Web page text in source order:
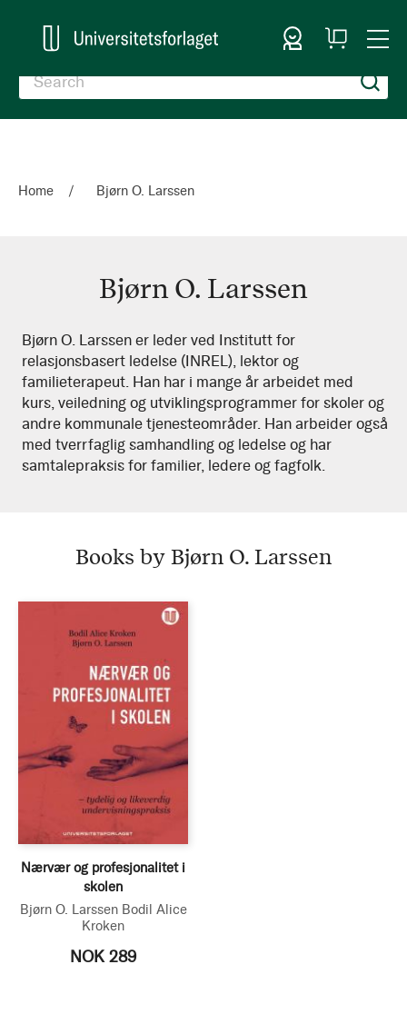
Sign In
My
Cart
Home Bjørn O. Larssen
Bjørn O. Larssen
Bjørn
O.
Larssen
Bjørn O. Larssen er leder ved Institutt for
relasjonsbasert ledelse (INREL), lektor og
familieterapeut. Han har i mange år arbeidet med
kurs, veiledning og utviklingsprogrammer for skoler og
andre kommunale tjenesteområder. Han arbeider også
med tverrfaglig samhandling og ledelse og har
samtalepraksis for familier, ledere og fagfolk.
Books by Bjørn O. Larssen
Nærvær og profesjonalitet i
skolen
Bjørn O. Larssen Bodil Alice
Kroken
NOK 289